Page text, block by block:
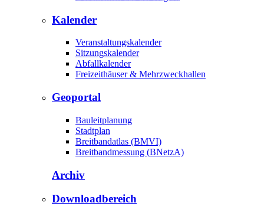
Kalender
Veranstaltungskalender
Sitzungskalender
Abfallkalender
Freizeithäuser & Mehrzweckhallen
Geoportal
Bauleitplanung
Stadtplan
Breitbandatlas (BMVI)
Breitbandmessung (BNetzA)
Archiv
Downloadbereich